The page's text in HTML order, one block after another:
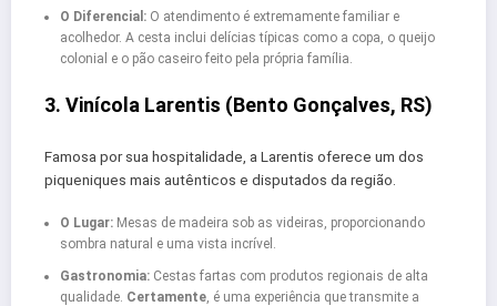
O Diferencial:O atendimento é extremamente familiar e
acolhedor. A cesta inclui delícias típicas como a copa, o queijo
colonial e o pão caseiro feito pela própria família.
3. Vinícola Larentis (Bento Gonçalves, RS)
Famosa por sua hospitalidade, a Larentis oferece um dos
piqueniques mais autênticos e disputados da região.
O Lugar:Mesas de madeira sob as videiras, proporcionando
sombra natural e uma vista incrível.
Gastronomia:Cestas fartas com produtos regionais de alta
qualidade. Certamente, é uma experiência que transmite a